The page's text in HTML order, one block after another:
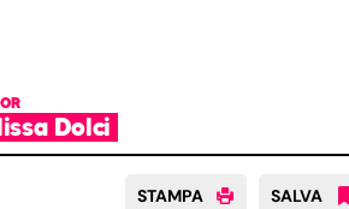
Dolci
STAMPA SALVA